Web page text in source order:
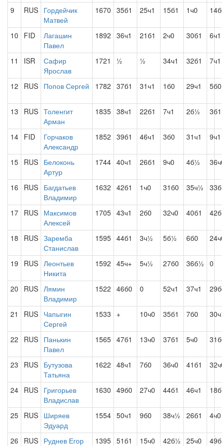
9 RUS Гордейчик
Матвей
1670 35б1 25ч1 15б1 1ч0
10 FID
Лагашин
Павел
1892 36ч1 21б1 2ч0 30б1 6ч1
11 ISR
Сафир
Ярослав
1721 ½ ½ 34ч1 32б1 7ч1
12 RUS Попов Сергей 1782 37б1 31ч1 1б0 29ч1 5б0
13 RUS Толенгит
Арман
1835 38ч1 22б1 7ч1 2б½ 3б1
14 FID
Горчаков
Александр
1852 39б1 46ч1 3б0 31ч1 9ч1
15 RUS Белоконь
Артур
1744 40ч1 26б1 9ч0 4б½
16 RUS Багдатьев
Владимир
1632 42б1 1ч0 31б0 35ч½
17 RUS Максимов
Алексей
1705 43ч1 2б0 32ч0 40б1
18 RUS Заремба
Станислав
1595 44б1 3ч½ 5б½ 6б0
19 RUS Леонтьев
Никита
1592 45ч+ 5ч½ 27б0 36б½ 0
20 RUS Лямин
Владимир
1522 46б0 0 52ч1 37ч1
21 RUS Чапыгин
Сергей
1533 + 10ч0 35б1 7б0
22 RUS Панькин
Павел
1565 47б1 13ч0 37б1 5ч0
23 RUS Бутузова
Татьяна
1622 48ч1 7б0 36ч0 41б1
24 RUS Григорьев
Владислав
1630 49б0 27ч0 44б1 46ч1
25 RUS Ширяев
Эдуард
1554 50ч1 9б0 38ч½ 26б1 4ч0
26 RUS Руднев Егор 1395 51б1 15ч0 42б½ 25ч0